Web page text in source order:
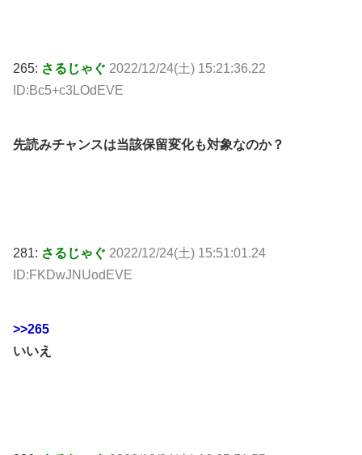
265: さるじゃぐ 2022/12/24(土) 15:21:36.22
ID:Bc5+c3LOdEVE
先読みチャンスは当該保留変化も対象なのか？
281: さるじゃぐ 2022/12/24(土) 15:51:01.24
ID:FKDwJNUodEVE
>>265
いいえ